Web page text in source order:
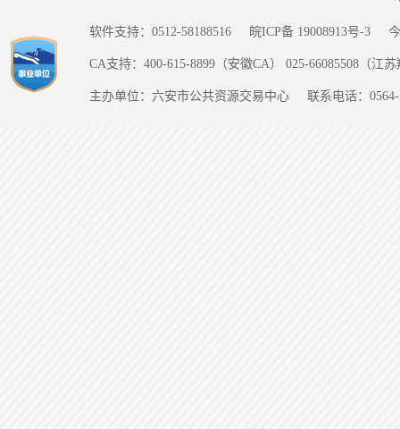
软件支持：0512-58188516 皖ICP备 19008913号-3
CA支持：400-615-8899（安徽CA） 025-66085508（江
主办单位：六安市公共资源交易中心 联系电话：0564-